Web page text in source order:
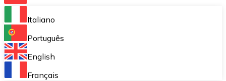
Bitnovo Ramp
Integra nuestra solución en tu plataforma.
Bitnovo Giftcards
Italiano
Português
English
Français